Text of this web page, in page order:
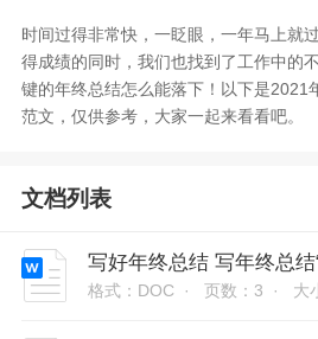
时间过得非常快，一眨眼，一年马上就
得成绩的同时，我们也找到了工作中的
键的年终总结怎么能落下！以下是2021
范文，仅供参考，大家一起来看看吧。
文档列表
写好年终总结 写年终总结
格式：DOC · 页数：3 · 大